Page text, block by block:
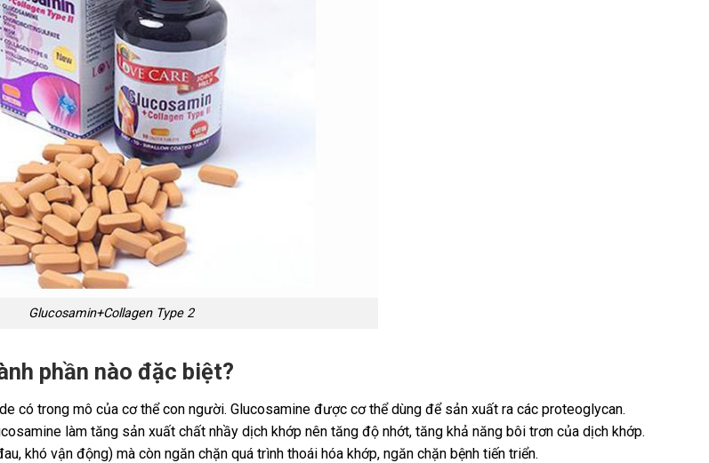
Glucosamin+Collagen Type 2
phần nào đặc biệt?
có trong mô của cơ thể con người. Glucosamine được cơ thể dùng để sản xuất ra các proteoglycan.
làm tăng sản xuất chất nhầy dịch khớp nên tăng độ nhớt, tăng khả năng bôi trơn của dịch khớp.
khó vận động) mà còn ngăn chặn quá trình thoái hóa khớp, ngăn chặn bệnh tiến triển.